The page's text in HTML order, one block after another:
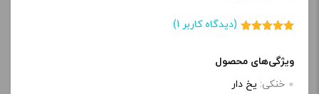
مشتری
(دیدگاه کاربر 1
)
ویژگی‌های محصول
خنکی: یخ دار